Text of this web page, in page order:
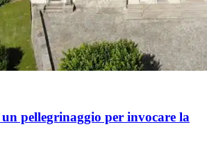
pellegrinaggio per invocare la